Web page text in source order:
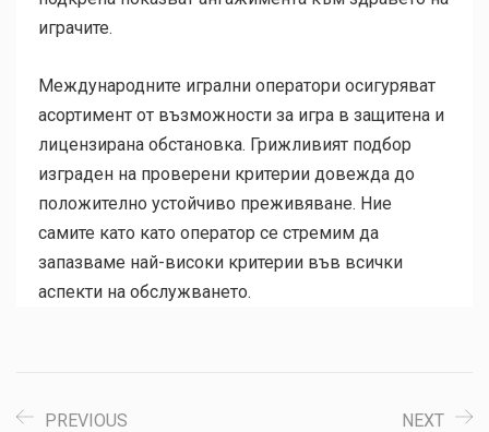
играчите.
Международните игрални оператори осигуряват
асортимент от възможности за игра в защитена и
лицензирана обстановка. Грижливият подбор
изграден на проверени критерии довежда до
положително устойчиво преживяване. Ние
самите като като оператор се стремим да
запазваме най-високи критерии във всички
аспекти на обслужването.
PREVIOUS NEXT